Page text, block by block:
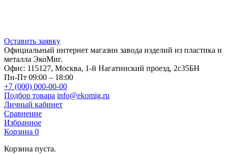
Оставить заявку
Официальный интернет магазин завода изделий из пластика и
металла ЭкоМиг.
Офис: 115127, Москва, 1-й Нагатинский проезд, 2с35БН
Пн-Пт 09:00 – 18:00
+7 (000) 000-00-00
Подбор товара info@ekomig.ru
Личный кабинет
Сравнение
Избранное
Корзина 0
Корзина пуста.